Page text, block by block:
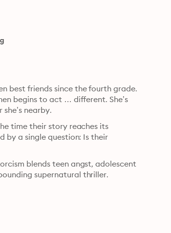
best friends since the fourth grade.
begins to act … different. She’s
nearby.
time their story reaches its
by a single question: Is their
blends teen angst, adolescent
supernatural thriller.